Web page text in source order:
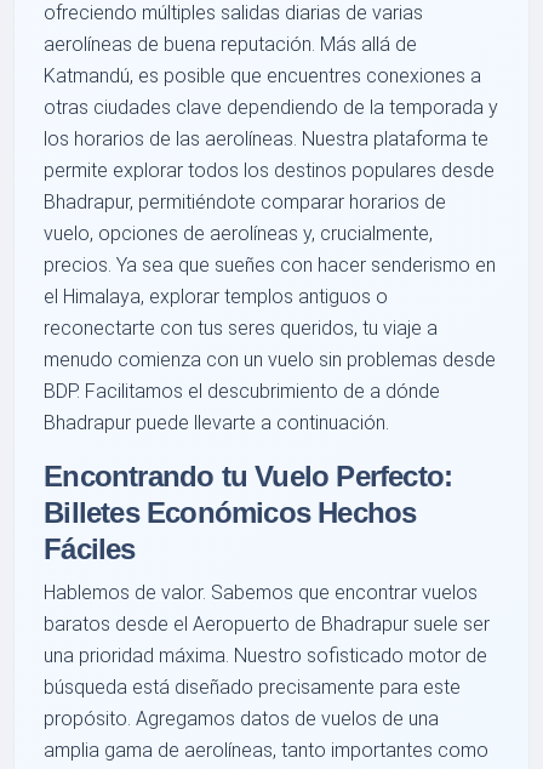
ofreciendo múltiples salidas diarias de varias
aerolíneas de buena reputación. Más allá de
Katmandú, es posible que encuentres conexiones a
otras ciudades clave dependiendo de la temporada y
los horarios de las aerolíneas. Nuestra plataforma te
permite explorar todos los destinos populares desde
Bhadrapur, permitiéndote comparar horarios de
vuelo, opciones de aerolíneas y, crucialmente,
precios. Ya sea que sueñes con hacer senderismo en
el Himalaya, explorar templos antiguos o
reconectarte con tus seres queridos, tu viaje a
menudo comienza con un vuelo sin problemas desde
BDP. Facilitamos el descubrimiento de a dónde
Bhadrapur puede llevarte a continuación.
Encontrando tu Vuelo Perfecto:
Billetes Económicos Hechos
Fáciles
Hablemos de valor. Sabemos que encontrar vuelos
baratos desde el Aeropuerto de Bhadrapur suele ser
una prioridad máxima. Nuestro sofisticado motor de
búsqueda está diseñado precisamente para este
propósito. Agregamos datos de vuelos de una
amplia gama de aerolíneas, tanto importantes como